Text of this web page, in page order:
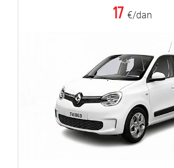
17 €/dan